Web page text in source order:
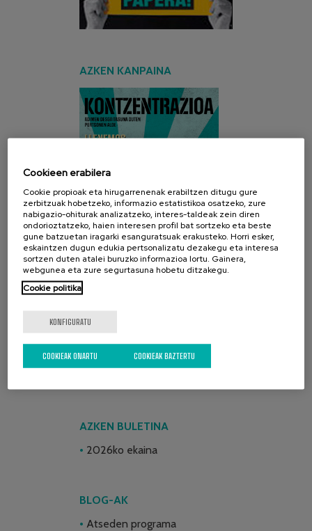
AZKEN KANPAINA
SARE SOZIALAK
AZKEN BULETINA
2026ko ekaina
BLOG-AK
Atseden programa
Cookieen erabilera
Cookie propioak eta hirugarrenenak erabiltzen ditugu gure
zerbitzuak hobetzeko, informazio estatistikoa osatzeko, zure
nabigazio-ohiturak analizatzeko, interes-taldeak zein diren
ondorioztatzeko, haien interesen profil bat sortzeko eta beste
gune batzuetan iragarki esanguratsuak erakusteko. Horri esker,
eskaintzen dugun edukia pertsonalizatu dezakegu eta interesa
sortzen duten atalei buruzko informazioa lortu. Gainera,
webgunea eta zure segurtasuna hobetu ditzakegu.
Cookie politika
KONFIGURATU
COOKIEAK BAZTERTU
COOKIEAK ONARTU